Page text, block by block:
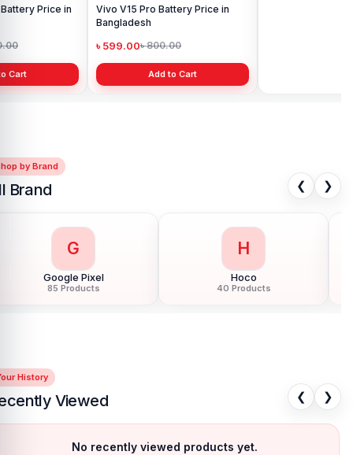
V15 Pro Battery Price in
599.00
Add to Cart
Vivo iQOO Neo 6 Battery Latest
৳ 999.00
Add to Cart
by Brand
Brand ❮ ❯
G
Google Pixel
85 Products
H
Hoco
40 Products
History
Viewed ❮ ❯
No recently viewed products yet.